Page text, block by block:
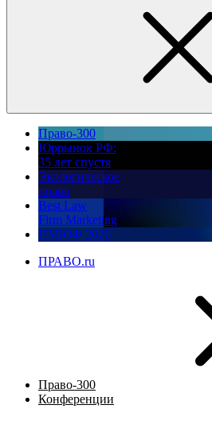
Право-300
Юррынок РФ:
35 лет спустя
Экологическое
право
Best Law
Firm Marketing
ПМЮФ 2026
ПРАВО.ru
Право-300
Конференции